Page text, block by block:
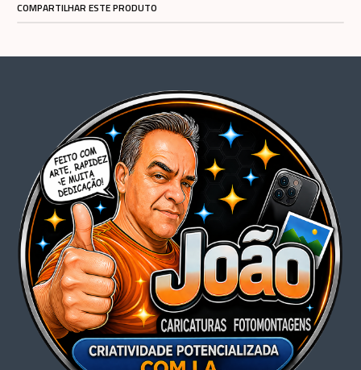
COMPARTILHAR ESTE PRODUTO